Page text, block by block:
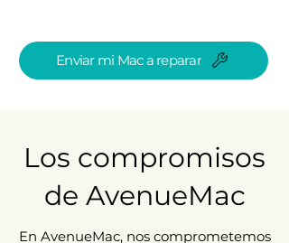
Enviar mi Mac a reparar
Los compromisos
de AvenueMac
En AvenueMac, nos comprometemos